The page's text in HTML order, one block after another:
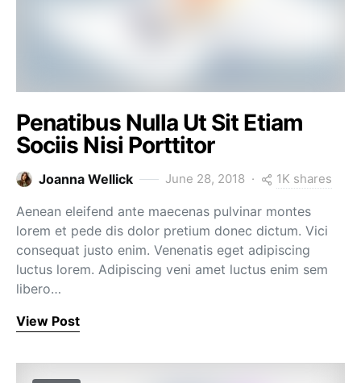
Penatibus Nulla Ut Sit Etiam
Sociis Nisi Porttitor
Joanna Wellick June 28, 2018 1K shares
Aenean eleifend ante maecenas pulvinar montes
lorem et pede dis dolor pretium donec dictum. Vici
consequat justo enim. Venenatis eget adipiscing
luctus lorem. Adipiscing veni amet luctus enim sem
libero…
View Post